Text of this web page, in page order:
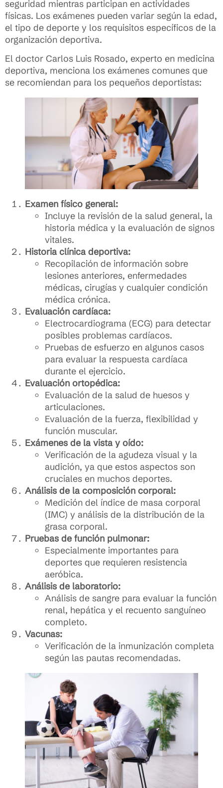
seguridad mientras participan en actividades
físicas. Los exámenes pueden variar según la edad,
el tipo de deporte y los requisitos específicos de la
organización deportiva.
El doctor Carlos Luis Rosado, experto en medicina
deportiva, menciona los exámenes comunes que
se recomiendan para los pequeños deportistas:
Examen físico general:
Incluye la revisión de la salud general, la
historia médica y la evaluación de signos
vitales.
Historia clínica deportiva:
Recopilación de información sobre
lesiones anteriores, enfermedades
médicas, cirugías y cualquier condición
médica crónica.
Evaluación cardíaca:
Electrocardiograma (ECG) para detectar
posibles problemas cardíacos.
Pruebas de esfuerzo en algunos casos
para evaluar la respuesta cardíaca
durante el ejercicio.
Evaluación ortopédica:
Evaluación de la salud de huesos y
articulaciones.
Evaluación de la fuerza, flexibilidad y
función muscular.
Exámenes de la vista y oído:
Verificación de la agudeza visual y la
audición, ya que estos aspectos son
cruciales en muchos deportes.
Análisis de la composición corporal:
Medición del índice de masa corporal
(IMC) y análisis de la distribución de la
grasa corporal.
Pruebas de función pulmonar:
Especialmente importantes para
deportes que requieren resistencia
aeróbica.
Análisis de laboratorio:
Análisis de sangre para evaluar la función
renal, hepática y el recuento sanguíneo
completo.
Vacunas:
Verificación de la inmunización completa
según las pautas recomendadas.